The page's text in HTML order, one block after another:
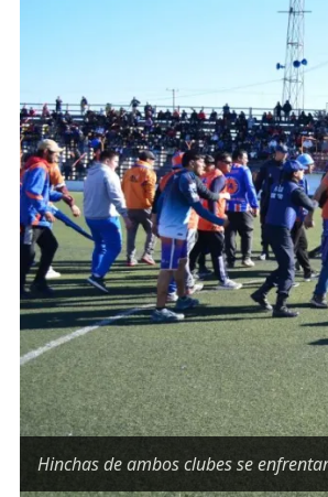
Hinchas de ambos clubes se